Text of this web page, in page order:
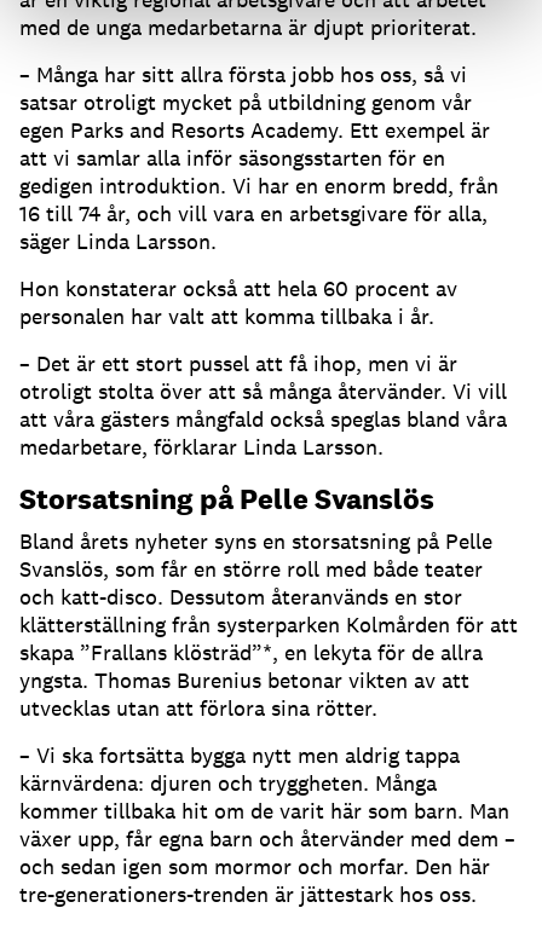
med de unga medarbetarna är djupt prioriterat.
– Många har sitt allra första jobb hos oss, så vi
satsar otroligt mycket på utbildning genom vår
egen Parks and Resorts Academy. Ett exempel är
att vi samlar alla inför säsongsstarten för en
gedigen introduktion. Vi har en enorm bredd, från
16 till 74 år, och vill vara en arbetsgivare för alla,
säger Linda Larsson.
Hon konstaterar också att hela 60 procent av
personalen har valt att komma tillbaka i år.
– Det är ett stort pussel att få ihop, men vi är
otroligt stolta över att så många återvänder. Vi vill
att våra gästers mångfald också speglas bland våra
medarbetare, förklarar Linda Larsson.
Storsatsning på Pelle Svanslös
Bland årets nyheter syns en storsatsning på Pelle
Svanslös, som får en större roll med både teater
och katt-disco. Dessutom återanvänds en stor
klätterställning från systerparken Kolmården för att
skapa ”Frallans klösträd”*, en lekyta för de allra
yngsta. Thomas Burenius betonar vikten av att
utvecklas utan att förlora sina rötter.
– Vi ska fortsätta bygga nytt men aldrig tappa
kärnvärdena: djuren och tryggheten. Många
kommer tillbaka hit om de varit här som barn. Man
växer upp, får egna barn och återvänder med dem –
och sedan igen som mormor och morfar. Den här
tre-generationers-trenden är jättestark hos oss.